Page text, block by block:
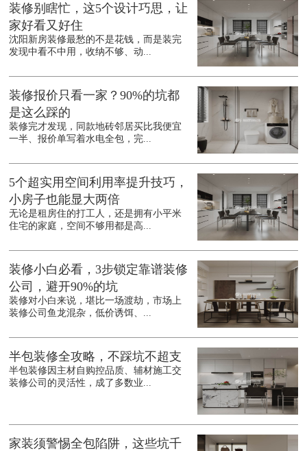
装修别瞎忙，这5个设计巧思，让
家好看又好住
沈阳新房装修最愁的不是花钱，而是装完
发现中看不中用，收纳不够、动...
装修报价只看一家？90%的坑都
是这么踩的
装修完才发现，同款地砖邻居买比我便宜
一半、报价单写着水电全包，完...
5个超实用空间利用率提升技巧，
小房子也能显大两倍
无论是租房住的打工人，还是拥有小平米
住宅的家庭，空间不够用都是高...
装修小白必看，3步锁定靠谱装修
公司，避开90%的坑
装修对小白来说，堪比一场渡劫，市场上
装修公司鱼龙混杂，低价诱饵、...
半包装修全攻略，不踩坑不超支
半包装修因主材自购控品质、辅材施工交
装修公司的灵活性，成了多数业...
家装须警惕全包陷阱，这些坑千